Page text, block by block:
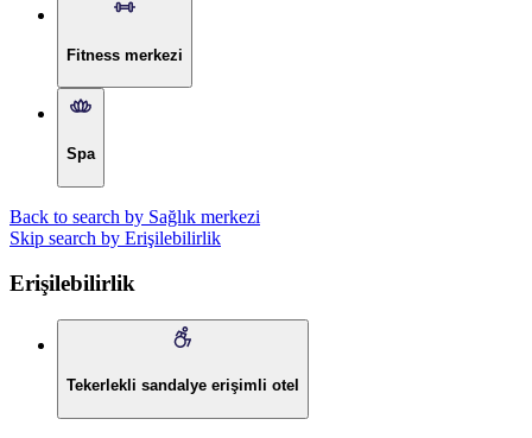
Fitness merkezi
Spa
Back to search by Sağlık merkezi
Skip search by Erişilebilirlik
Erişilebilirlik
Tekerlekli sandalye erişimli otel